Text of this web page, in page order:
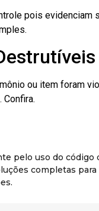
pois
ou item foram
pelo uso do
completas